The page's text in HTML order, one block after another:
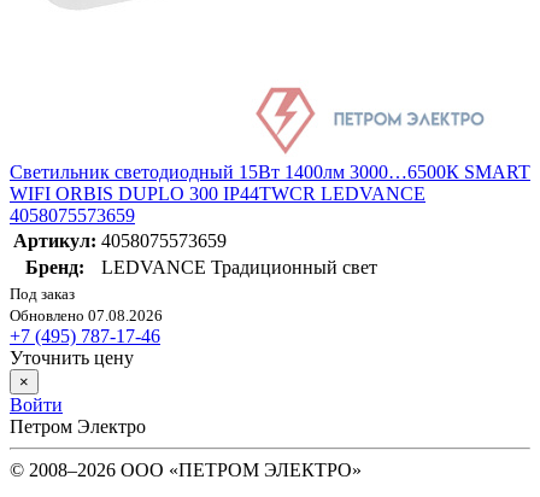
Светильник светодиодный 15Вт 1400лм 3000…6500К SMART
WIFI ORBIS DUPLO 300 IP44TWCR LEDVANCE
4058075573659
Артикул: 4058075573659
Бренд:
LEDVANCE Традиционный свет
Под заказ
Обновлено 07.08.2026
+7 (495) 787-17-46
Уточнить цену
×
Войти
Петром Электро
© 2008–2026 ООО «ПЕТРОМ ЭЛЕКТРО»